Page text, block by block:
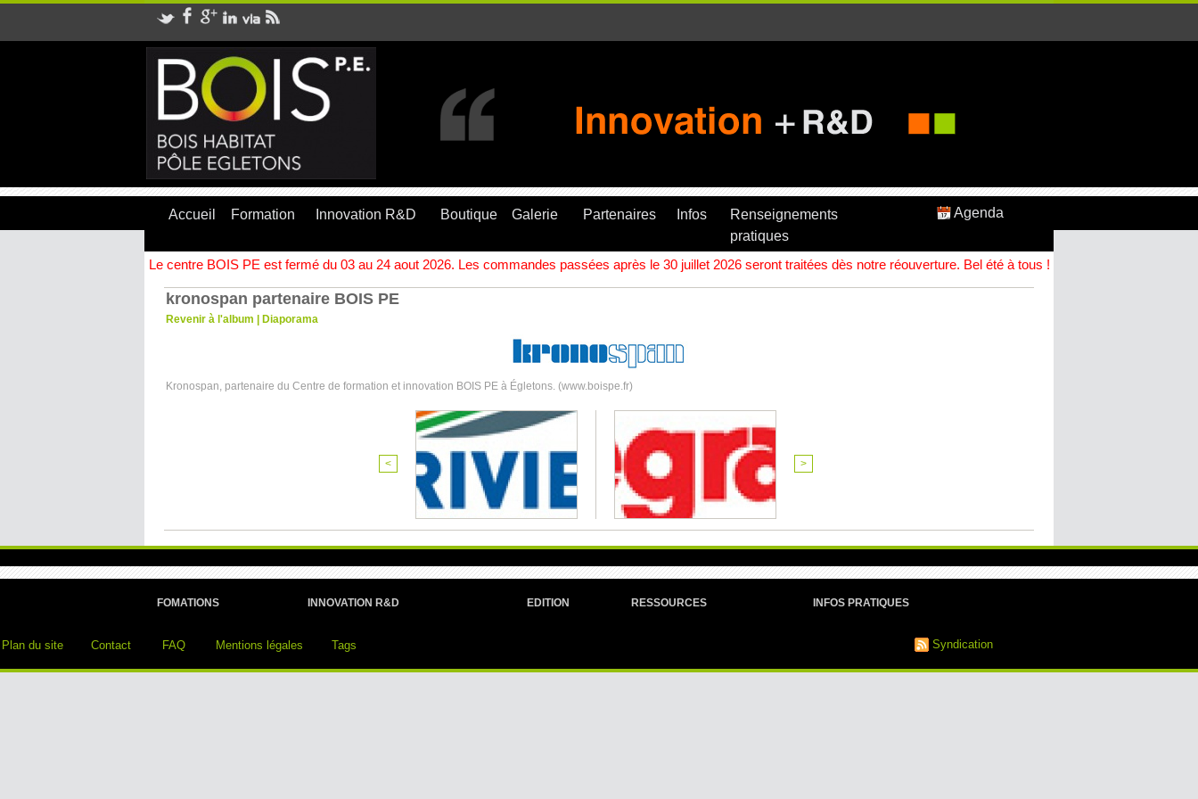
Accueil Formation Innovation R&D Boutique Galerie Partenaires Infos
Renseignements
pratiques
Agenda
Le centre BOIS PE est fermé du 03 au 24 aout 2026. Les commandes passées après le 30 juillet 2026 seront traitées dès notre réouverture. Bel été à tous !
kronospan partenaire BOIS PE
Revenir à l'album Diaporama
Kronospan, partenaire du Centre de formation et innovation BOIS PE à Égletons. (www.boispe.fr)
< >
FOMATIONS INNOVATION R&D EDITION RESSOURCES INFOS PRATIQUES
Plan du site Contact FAQ Mentions légales Tags Syndication